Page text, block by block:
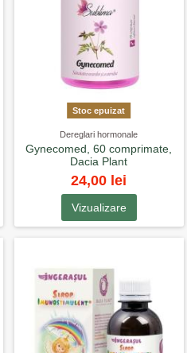
Stoc epuizat
Dereglari hormonale
Gynecomed, 60 comprimate,
Dacia Plant
24,00 lei
Vizualizare